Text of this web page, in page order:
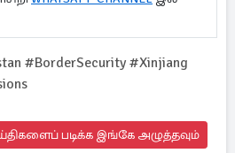
#BorderSecurity #Xinjiang
படிக்க இங்கே அழுத்தவும்